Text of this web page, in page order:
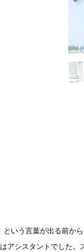
いう言葉が出る前か
アシスタントでした